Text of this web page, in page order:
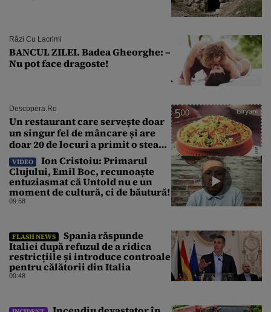
Râzi Cu Lacrimi
BANCUL ZILEI. Badea Gheorghe: –
Nu pot face dragoste!
Descopera.ro
Un restaurant care servește doar
un singur fel de mâncare și are
doar 20 de locuri a primit o stea
Michelin
VIDEO
Ion Cristoiu: Primarul
Clujului, Emil Boc, recunoaște
entuziasmat că Untold nu e un
moment de cultură, ci de băutură!
09:58
FLASH NEWS
Spania răspunde
Italiei după refuzul de a ridica
restricțiile și introduce controale
pentru călătorii din Italia
09:48